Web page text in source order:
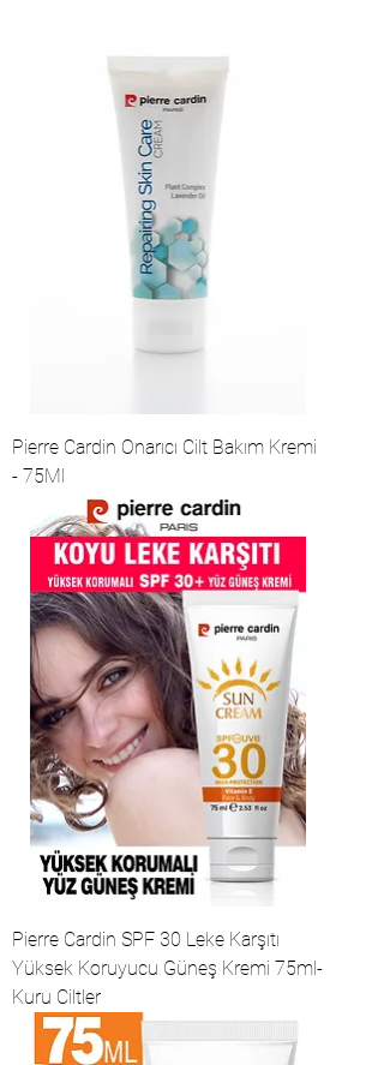
Pierre Cardin Onarıcı Cilt Bakım Kremi
- 75Ml
Pierre Cardin SPF 30 Leke Karşıtı
Yüksek Koruyucu Güneş Kremi 75ml-
Kuru Ciltler